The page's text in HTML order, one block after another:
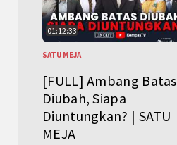
01:12:33
SATU MEJA
[FULL] Ambang Batas
Diubah, Siapa
Diuntungkan? | SATU
MEJA